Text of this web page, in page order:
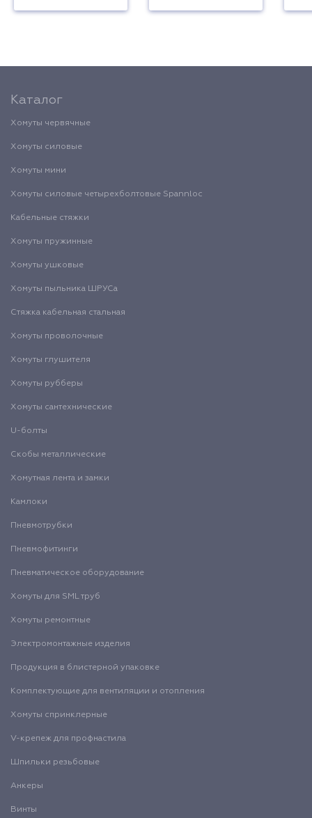
Каталог
Хомуты червячные
Хомуты силовые
Хомуты мини
Хомуты силовые четырехболтовые Spannloc
Кабельные стяжки
Хомуты пружинные
Хомуты ушковые
Хомуты пыльника ШРУСа
Стяжка кабельная стальная
Хомуты проволочные
Хомуты глушителя
Хомуты рубберы
Хомуты сантехнические
U-болты
Скобы металлические
Хомутная лента и замки
Камлоки
Пневмотрубки
Пневмофитинги
Пневматическое оборудование
Хомуты для SML труб
Хомуты ремонтные
Электромонтажные изделия
Продукция в блистерной упаковке
Комплектующие для вентиляции и отопления
Хомуты спринклерные
V-крепеж для профнастила
Шпильки резьбовые
Анкеры
Винты